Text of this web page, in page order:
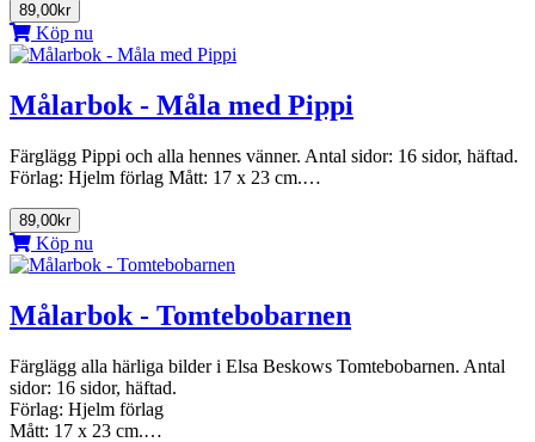
89,00kr
Köp nu
Målarbok - Måla med Pippi
Färglägg Pippi och alla hennes vänner. Antal sidor: 16 sidor, häftad.
Förlag: Hjelm förlag Mått: 17 x 23 cm.…
89,00kr
Köp nu
Målarbok - Tomtebobarnen
Färglägg alla härliga bilder i Elsa Beskows Tomtebobarnen. Antal
sidor: 16 sidor, häftad.
Förlag: Hjelm förlag
Mått: 17 x 23 cm.…